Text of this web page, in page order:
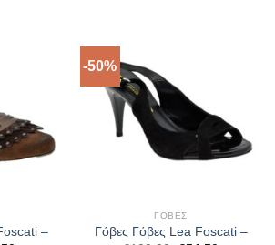
–
-50%
ΓΌΒΕΣ
Γόβες Γόβες Lea Foscati –